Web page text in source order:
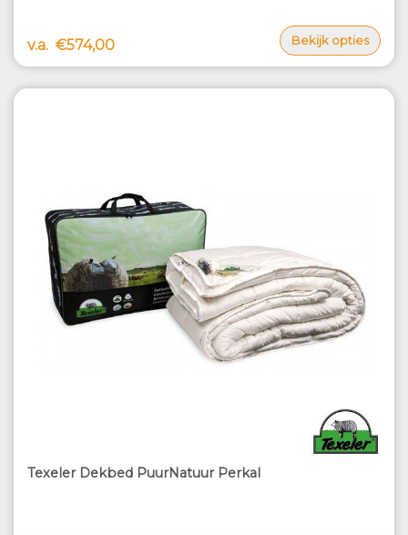
v.a. €574,00 Bekijk opties
Texeler Dekbed PuurNatuur Perkal